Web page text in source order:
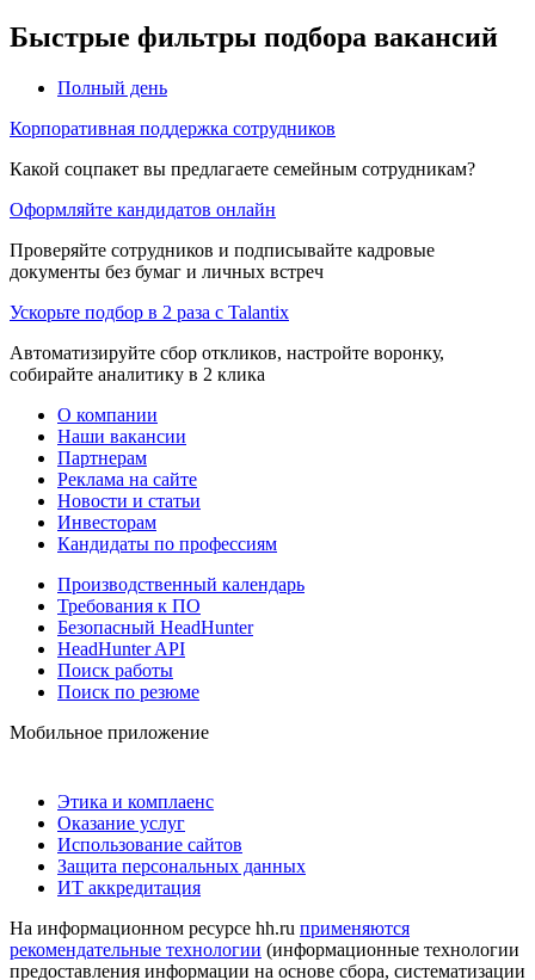
Быстрые фильтры подбора вакансий
Полный день
Корпоративная поддержка сотрудников
Какой соцпакет вы предлагаете семейным сотрудникам?
Оформляйте кандидатов онлайн
Проверяйте сотрудников и подписывайте кадровые
документы без бумаг и личных встреч
Ускорьте подбор в 2 раза с Talantix
Автоматизируйте сбор откликов, настройте воронку,
собирайте аналитику в 2 клика
О компании
Наши вакансии
Партнерам
Реклама на сайте
Новости и статьи
Инвесторам
Кандидаты по профессиям
Производственный календарь
Требования к ПО
Безопасный HeadHunter
HeadHunter API
Поиск работы
Поиск по резюме
Мобильное приложение
Этика и комплаенс
Оказание услуг
Использование сайтов
Защита персональных данных
ИТ аккредитация
На информационном ресурсе hh.ru применяются
рекомендательные технологии (информационные технологии
предоставления информации на основе сбора, систематизации